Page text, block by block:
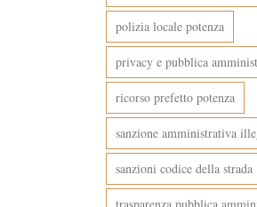
polizia locale potenza
privacy e pubblica
ricorso prefetto potenza
sanzione amministrativa
sanzioni codice della strada